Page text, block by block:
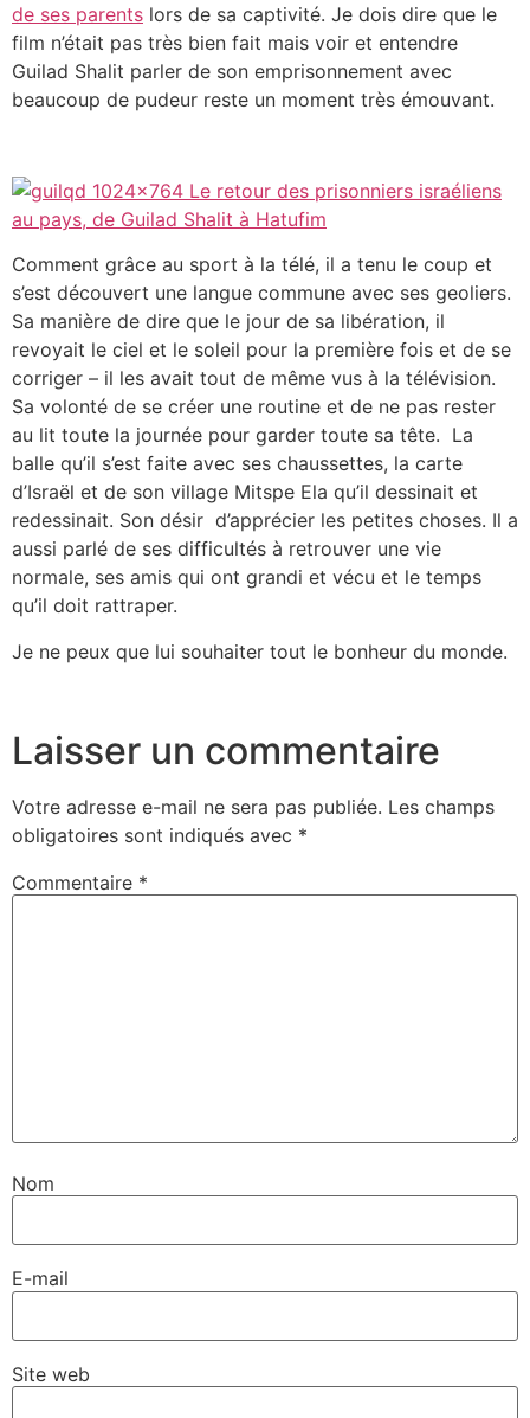
de ses parents lors de sa captivité. Je dois dire que le
film n’était pas très bien fait mais voir et entendre
Guilad Shalit parler de son emprisonnement avec
beaucoup de pudeur reste un moment très émouvant.
Comment grâce au sport à la télé, il a tenu le coup et
s’est découvert une langue commune avec ses geoliers.
Sa manière de dire que le jour de sa libération, il
revoyait le ciel et le soleil pour la première fois et de se
corriger – il les avait tout de même vus à la télévision.
Sa volonté de se créer une routine et de ne pas rester
au lit toute la journée pour garder toute sa tête. La
balle qu’il s’est faite avec ses chaussettes, la carte
d’Israël et de son village Mitspe Ela qu’il dessinait et
redessinait. Son désir d’apprécier les petites choses. Il a
aussi parlé de ses difficultés à retrouver une vie
normale, ses amis qui ont grandi et vécu et le temps
qu’il doit rattraper.
Je ne peux que lui souhaiter tout le bonheur du monde.
Laisser un commentaire
Votre adresse e-mail ne sera pas publiée. Les champs
obligatoires sont indiqués avec *
Commentaire *
Nom
E-mail
Site web